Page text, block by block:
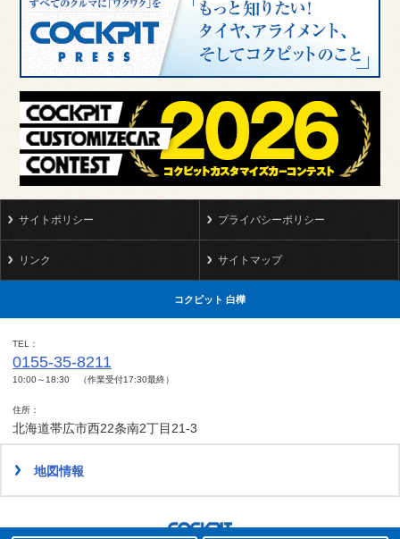
サイトポリシー プライバシーポリシー
リンク サイトマップ
コクピット 白樺
TEL
0155-35-8211
10:00～18:30 （作業受付17:30最終）
住所
北海道帯広市西22条南2丁目21-3
地図情報